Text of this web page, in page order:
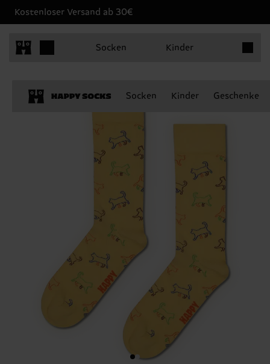
Kostenloser Versand ab 30€
Socken Kinder
Socken Kinder Geschenke